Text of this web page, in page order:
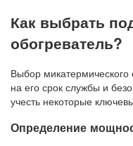
Как выбрать
обогреватель?
Выбор микатермического
на его срок службы и
учесть некоторые
Определение